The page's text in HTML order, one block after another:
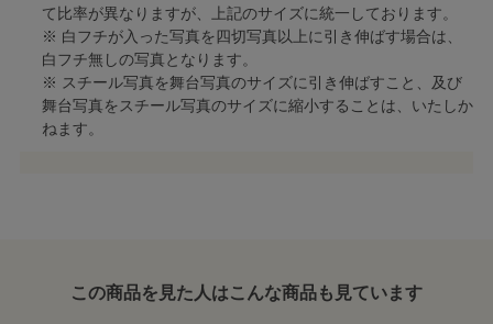
て比率が異なりますが、上記のサイズに統一しております。
※ 白フチが入った写真を四切写真以上に引き伸ばす場合は、
白フチ無しの写真となります。
※ スチール写真を舞台写真のサイズに引き伸ばすこと、及び
舞台写真をスチール写真のサイズに縮小することは、いたしか
ねます。
この商品を見た人はこんな商品も見ています